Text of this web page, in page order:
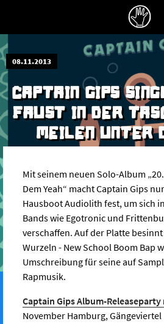
08.11.2013
CAPTAIN GIPS
FAUST IN DER
MEILEN UNTER
Mit seinem neuen Solo-Album „20.000 Meilen Unter
Dem Yeah“ macht Captain Gips
Hausboot Audiolith fest, um sich
Bands wie Egotronic und
verschaffen. Auf der Platte
Wurzeln - New School Boom Bap
Umschreibung für seine auf
Rapmusik.
Captain Gips Album-
November Hamburg, Gängeviertel